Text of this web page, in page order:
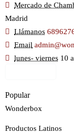
Mercado de
Madrid
Llámanos
Email
lunes- viernes 10
Popular
Wonderbox
Productos Latinos